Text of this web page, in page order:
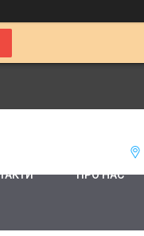
ПРО НАС